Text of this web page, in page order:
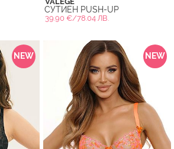
СУТИЕН PUSH-UP
39.90 €/78.04 ЛВ.
NEW NEW